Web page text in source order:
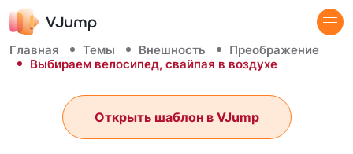
Главная Темы Внешность
Преображение
Выбираем велосипед, свайпая в воздухе
Открыть шаблон в VJump